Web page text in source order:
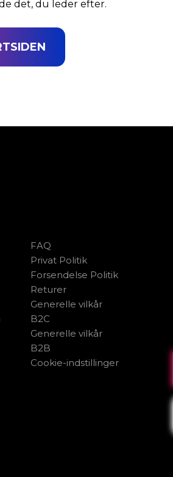
det, du leder efter.
FAQ
Privat Politik
Forsendelse Politik
Returer
Generelle vilkår
B2C
Generelle vilkår
B2B
Cookie-indstillinger